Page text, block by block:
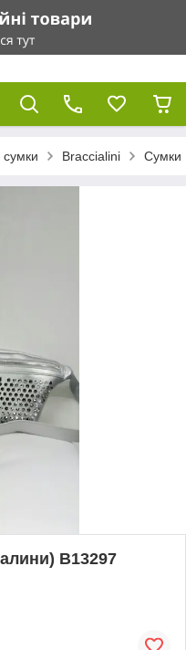
сумки Braccialini Сумки
В13297